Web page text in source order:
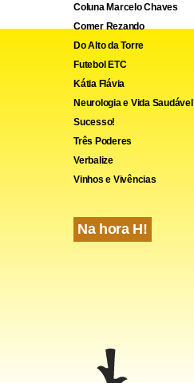
Telegram
Share
Coluna Marcelo Chaves
Comer Rezando
Do Alto da Torre
Futebol ETC
Kátia Flávia
Neurologia e Vida Saudável
Sucesso!
Três Poderes
Verbalize
Vinhos e Vivências
Na hora H!